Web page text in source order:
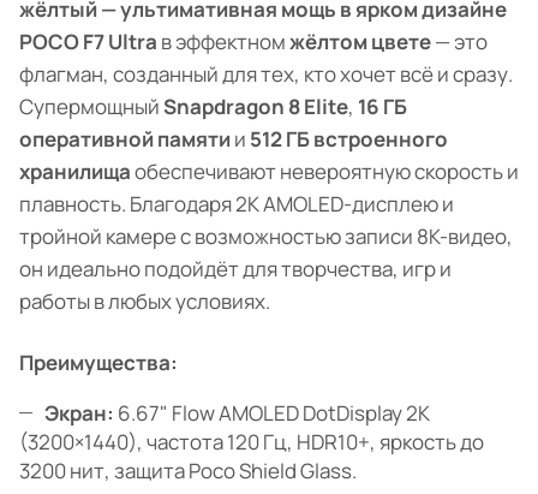
жёлтый — ультимативная мощь в ярком дизайне
POCO F7 Ultra в эффектномжёлтом цвете— это
флагман, созданный для тех, кто хочет всё и сразу.
СупермощныйSnapdragon 8 Elite, 16 ГБ
оперативной памятии 512 ГБ встроенного
хранилищаобеспечивают невероятную скорость и
плавность. Благодаря 2K AMOLED-дисплею и
тройной камере с возможностью записи 8K-видео,
он идеально подойдёт для творчества, игр и
работы в любых условиях.
Преимущества:
Экран: 6.67" Flow AMOLED DotDisplay 2K
(3200×1440), частота 120 Гц, HDR10+, яркость до
3200 нит, защита Poco Shield Glass.